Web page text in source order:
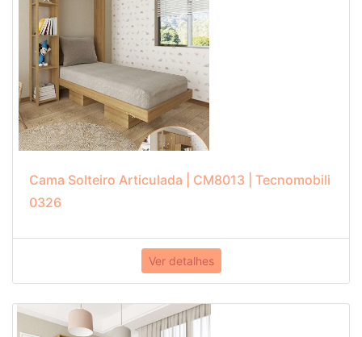
Cama Solteiro Articulada | CM8013 | Tecnomobili
0326
Ver detalhes